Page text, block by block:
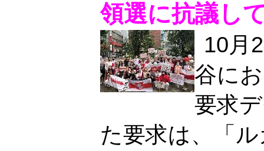
領選に抗議し
10月
谷に
要求
た要求は、「